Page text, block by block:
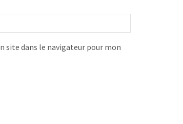
site dans le navigateur pour mon